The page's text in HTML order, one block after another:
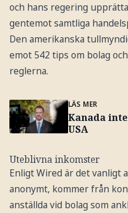
och hans regering
gentemot samtliga
Den amerikanska
emot 542 tips om bolag
reglerna.
LÄS MER
Kanada
USA
Uteblivna inkomster
Enligt Wired är det vanligt
anonymt, kommer från
anställda vid bolag som